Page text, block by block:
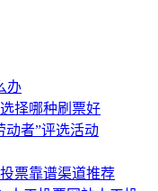
办
择哪种刷票好
动者”评选活动
票靠谱渠道推荐